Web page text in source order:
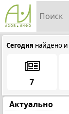
Поиск
Сегодня найдено и
7
Актуально